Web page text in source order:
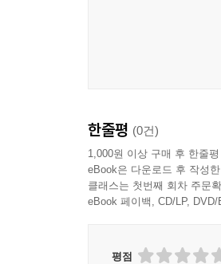
한줄평 (0건)
1,000원 이상 구매 후 한줄
eBook은 다운로드 후 작성
클래스는 첫번째 회차 주문
eBook 페이백, CD/LP,
평점